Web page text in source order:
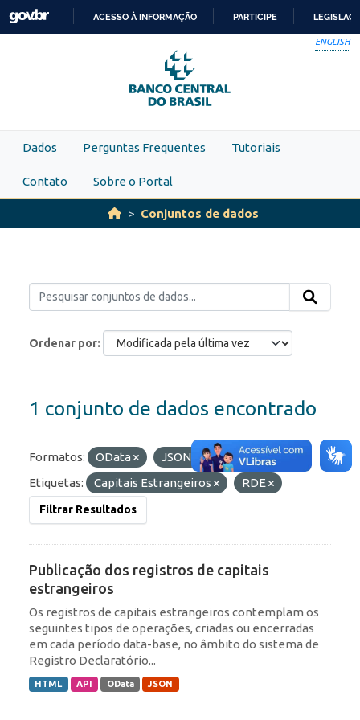
Skip to main content
PARA
O
CONTEÚDO
ACESSO À INFORMAÇÃO PARTICIPE
ENGLISH
Dados Perguntas Frequentes Tutoriais
Contato Sobre o Portal
Conjuntos de dados
Ordenar por
1 conjunto de dados encontrado
Formatos: OData JSON
HTML
Etiquetas:
Capitais Estrangeiros RDE
Filtrar Resultados
Publicação dos registros de capitais
estrangeiros
Os registros de capitais estrangeiros contemplam os
seguintes tipos de operações, criadas ou encerradas
em cada período data-base, no âmbito do sistema de
Registro Declaratório...
HTML API OData JSON